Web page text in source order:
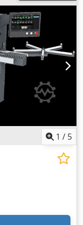
Пневматично
7,5° наклон
1 / 5